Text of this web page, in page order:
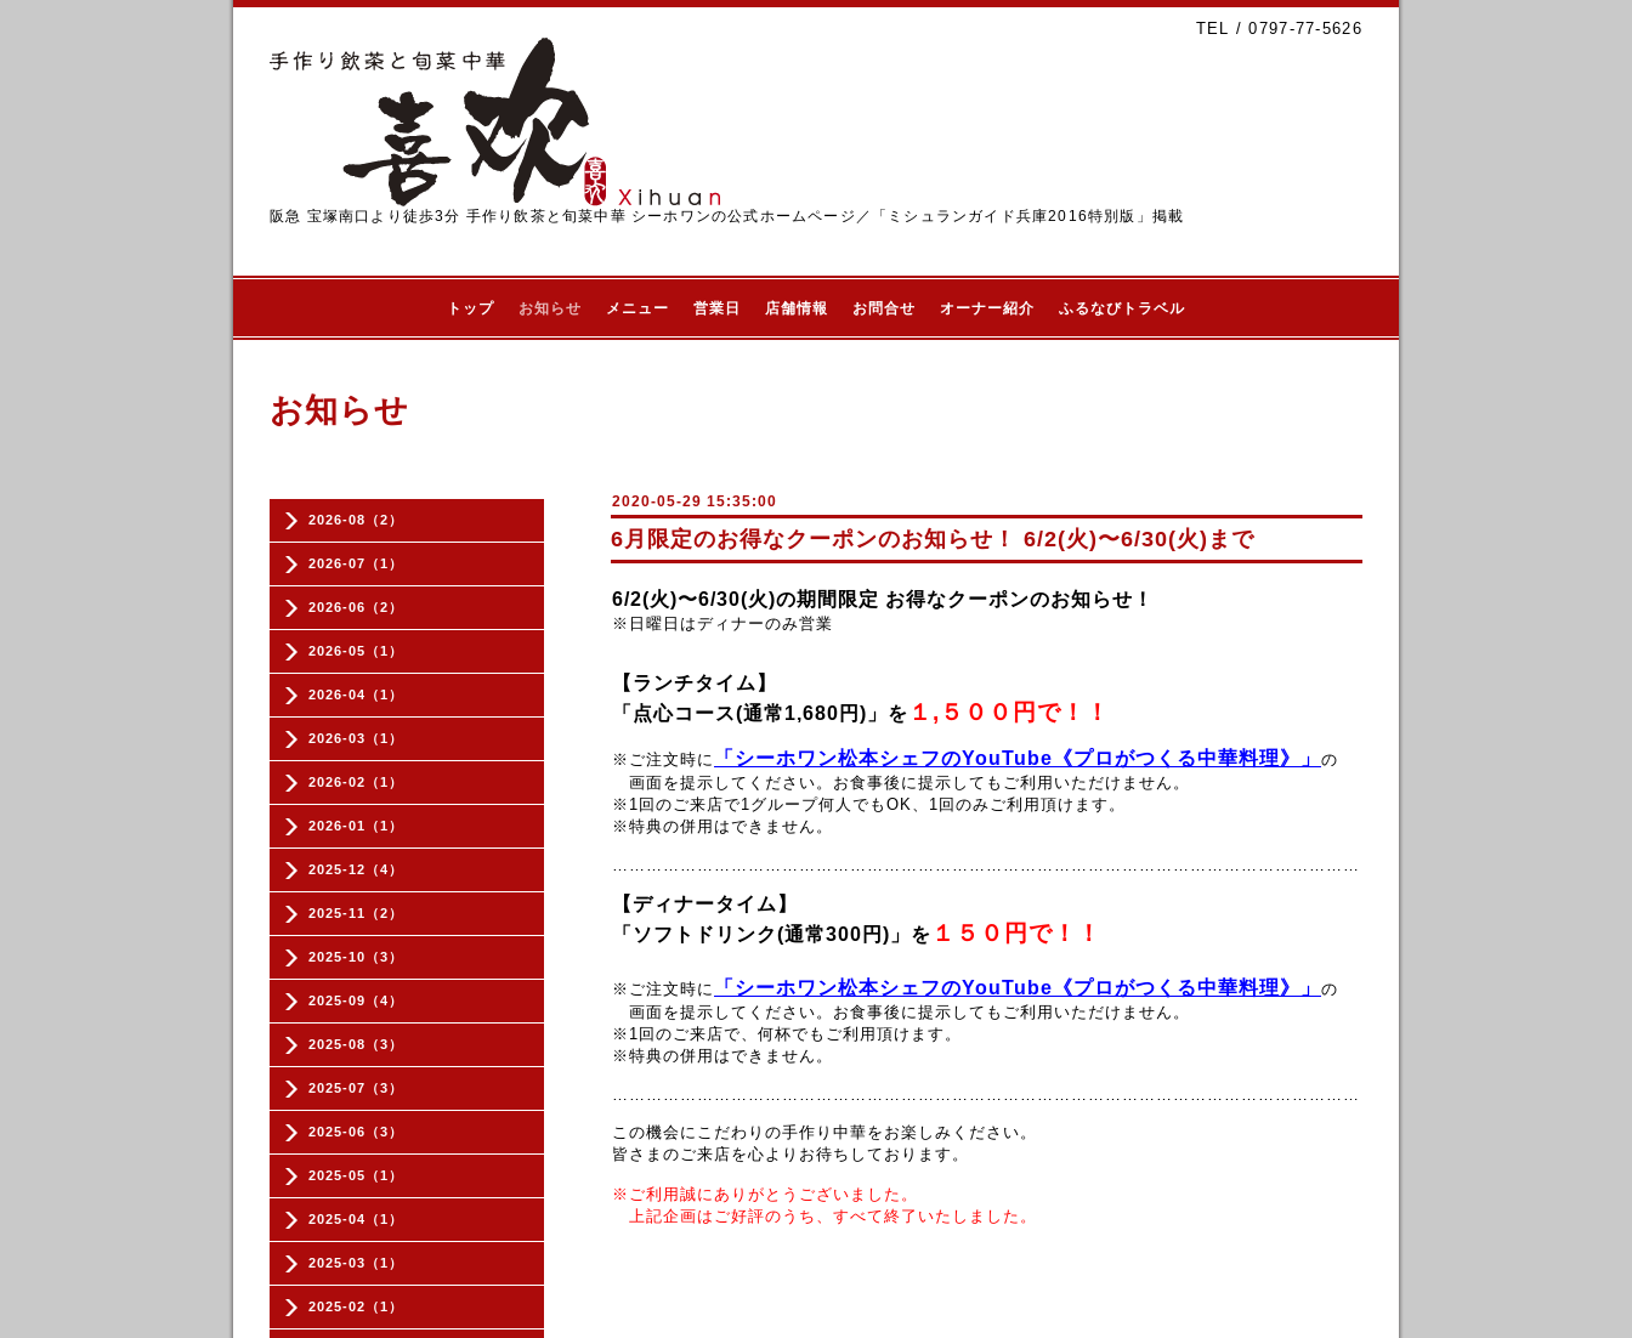
TEL / 0797-77-5626
阪急 宝塚南口より徒歩3分 手作り飲茶と旬菜中華 シーホワンの公式ホームページ／「ミシュランガイド兵庫2016特別版」掲載
トップ お知らせ メニュー 営業日 店舗情報 お問合せ オーナー紹介 ふるなびトラベル
2026-08（2）
2026-07（1）
2026-06（2）
2026-05（1）
2026-04（1）
2026-03（1）
2026-02（1）
2026-01（1）
2025-12（4）
2025-11（2）
2025-10（3）
2025-09（4）
2025-08（3）
2025-07（3）
2025-06（3）
2025-05（1）
2025-04（1）
2025-03（1）
2025-02（1）
お知らせ
2020-05-29 15:35:00
6月限定のお得なクーポンのお知らせ！ 6/2(火)〜6/30(火)まで
6/2(火)〜6/30(火)の期間限定 お得なクーポンのお知らせ！
※日曜日はディナーのみ営業
【ランチタイム】
「点心コース(通常1,680円)」 を １,５００円で！！
※ご注文時に 「シーホワン松本シェフのYouTube《プロがつくる中華料理》」 の
画面を提示してください。 お食事後に提示してもご利用いただけません。
※1回のご来店で1グループ何人でもOK、1回のみご利用頂けます。
※特典の併用はできません。
……………………………………………………………………………………………………………………
【ディナータイム】
「ソフトドリンク(通常300円) 」 を １５０円で！！
※ご注文時に 「シーホワン松本シェフのYouTube《プロがつくる中華料理》」 の
画面を提示してください。 お食事後に提示してもご利用いただけません。
※1回のご来店で、何杯でもご利用頂けます。
※特典の併用はできません。
……………………………………………………………………………………………………………………
この機会にこだわりの手作り中華を お楽しみください。
皆さまのご来店を心よりお待ちしております。
※ご利用誠にありがとうございました。
上記企画はご好評のうち、すべて終了いたしました。